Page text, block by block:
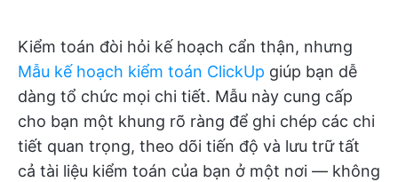
Kiểm toán đòi hỏi kế hoạch cẩn thận, nhưng
Mẫu kế hoạch kiểm toán ClickUp giúp bạn dễ
dàng tổ chức mọi chi tiết. Mẫu này cung cấp
cho bạn một khung rõ ràng để ghi chép các chi
tiết quan trọng, theo dõi tiến độ và lưu trữ tất
cả tài liệu kiểm toán của bạn ở một nơi — không